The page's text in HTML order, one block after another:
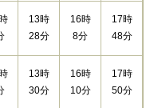
13時
28分
16時
8分
17時
48分
13時
30分
16時
10分
17時
50分